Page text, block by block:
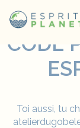
Accueil
CODE
Toi aussi, tu